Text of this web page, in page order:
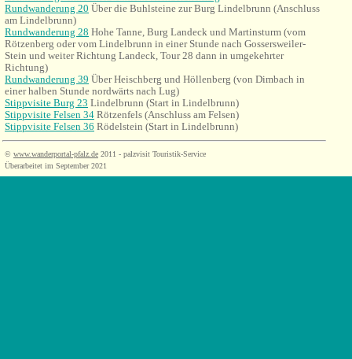
Rundwanderung 20 Über die Buhlsteine zur Burg Lindelbrunn (Anschluss
am Lindelbrunn)
Rundwanderung 28 Hohe Tanne, Burg Landeck und Martinsturm (vom
Rötzenberg oder vom Lindelbrunn in einer Stunde nach Gossersweiler-
Stein und weiter Richtung Landeck, Tour 28 dann in umgekehrter
Richtung)
Rundwanderung 39 Über Heischberg und Höllenberg (von Dimbach in
einer halben Stunde nordwärts nach Lug)
Stippvisite Burg 23 Lindelbrunn (Start in Lindelbrunn)
Stippvisite Felsen 34 Rötzenfels (Anschluss am Felsen)
Stippvisite Felsen 36 Rödelstein (Start in Lindelbrunn)
© www.wanderportal-pfalz.de 2011 - palzvisit Touristik-Service
Überarbeitet im September 2021